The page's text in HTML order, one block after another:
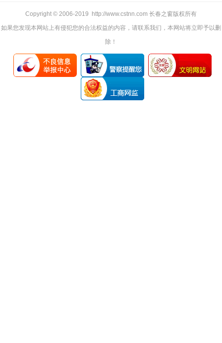
Copyright © 2006-2019 http://www.cstnn.com 长春之窗版权所有
如果您发现本网站上有侵犯您的合法权益的内容，请联系我们，本网站将立即予以删
除！